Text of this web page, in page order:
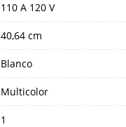
110 A 120 V
40,64 cm
Blanco
Multicolor
1